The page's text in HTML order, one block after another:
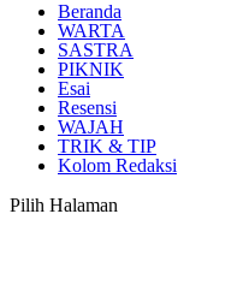
Beranda
WARTA
SASTRA
PIKNIK
Esai
Resensi
WAJAH
TRIK & TIP
Kolom Redaksi
Pilih Halaman